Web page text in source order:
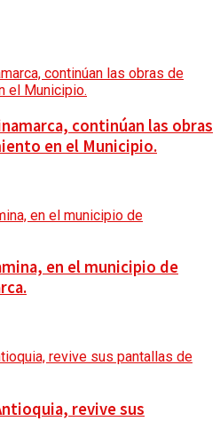
continúan las obras
en el Municipio.
en el municipio de
revive sus